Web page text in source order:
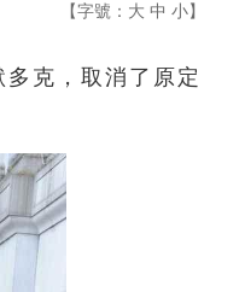
【字號： 大 中 小】
克，取消了原定